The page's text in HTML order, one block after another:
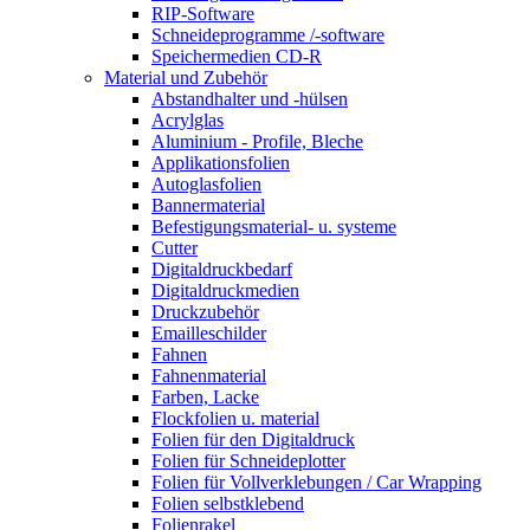
RIP-Software
Schneideprogramme /-software
Speichermedien CD-R
Material und Zubehör
Abstandhalter und -hülsen
Acrylglas
Aluminium - Profile, Bleche
Applikationsfolien
Autoglasfolien
Bannermaterial
Befestigungsmaterial- u. systeme
Cutter
Digitaldruckbedarf
Digitaldruckmedien
Druckzubehör
Emailleschilder
Fahnen
Fahnenmaterial
Farben, Lacke
Flockfolien u. material
Folien für den Digitaldruck
Folien für Schneideplotter
Folien für Vollverklebungen / Car Wrapping
Folien selbstklebend
Folienrakel